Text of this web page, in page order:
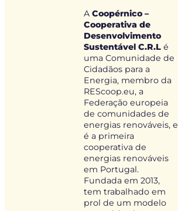
ACoopérnico –
Cooperativa de
Desenvolvimento
Sustentável C.R.L é
uma Comunidade de
Cidadãos para a
Energia, membro da
REScoop.eu, a
Federação europeia
de comunidades de
energias renováveis, e
é a primeira
cooperativa de
energias renováveis
em Portugal.
Fundada em 2013,
tem trabalhado em
prol de um modelo